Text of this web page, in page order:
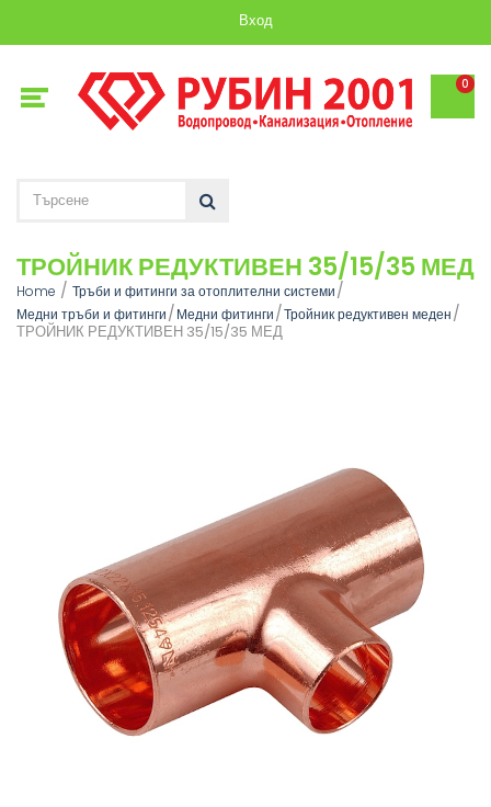
Вход
0
ТРОЙНИК РЕДУКТИВЕН 35/15/35 МЕД
Home
Тръби и фитинги за отоплителни системи
Медни тръби и фитинги
Медни фитинги Тройник редуктивен меден
ТРОЙНИК РЕДУКТИВЕН 35/15/35 МЕД